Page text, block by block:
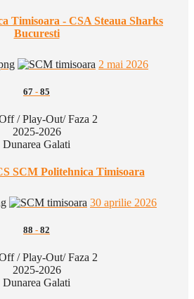
Timisoara - CSA Steaua Sharks
Bucuresti
2 mai 2026
67 - 85
/ Play-Out/ Faza 2
2025-2026
Dunarea Galati
SCM Politehnica Timisoara
30 aprilie 2026
88 - 82
/ Play-Out/ Faza 2
2025-2026
Dunarea Galati